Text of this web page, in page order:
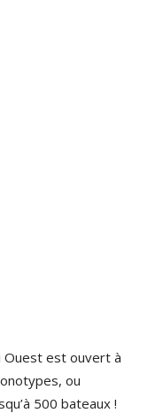
Ouest est ouvert à
ou
500 bateaux !